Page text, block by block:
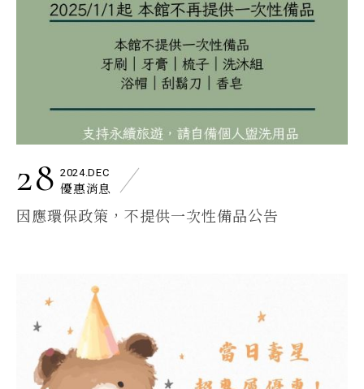
28 2024.DEC
優惠消息
因應環保政策，不提供一次性備品公告